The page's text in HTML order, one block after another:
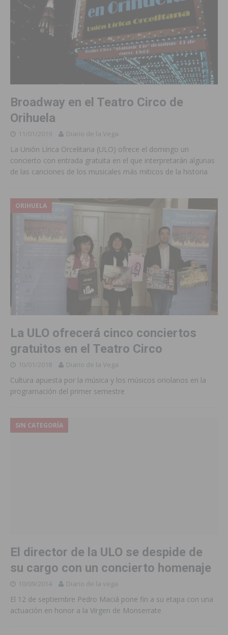
Broadway en el Teatro Circo de
Orihuela
11/01/2019 Diario de la Vega
La Unión Lírica Orcelitana (ULO) ofrece el domingo un
concierto con entrada gratuita en el que interpretarán algunas
de las canciones de los musicales más míticos de la historia
ORIHUELA
La ULO ofrecerá cinco conciertos
gratuitos en el Teatro Circo
10/01/2018 Diario de la Vega
Cultura apuesta por la música y los músicos oriolanos en la
programación del primer semestre
SIN CATEGORÍA
El director de la ULO se despide de
su cargo con un concierto homenaje
10/09/2014 Diario de la vega
El 12 de septiembre Pedro Maciá pone fin a su etapa con una
actuación en honor a la Virgen de Monserrate